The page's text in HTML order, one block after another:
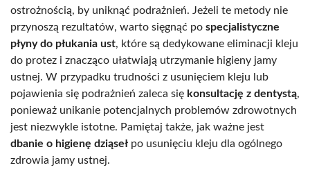
ostrożnością, by uniknąć podrażnień. Jeżeli te metody nie
przynoszą rezultatów, warto sięgnąć po specjalistyczne
płyny do płukania ust, które są dedykowane eliminacji kleju
do protez i znacząco ułatwiają utrzymanie higieny jamy
ustnej. W przypadku trudności z usunięciem kleju lub
pojawienia się podrażnień zaleca się konsultację z dentystą,
ponieważ unikanie potencjalnych problemów zdrowotnych
jest niezwykle istotne. Pamiętaj także, jak ważne jest
dbanie o higienę dziąseł po usunięciu kleju dla ogólnego
zdrowia jamy ustnej.